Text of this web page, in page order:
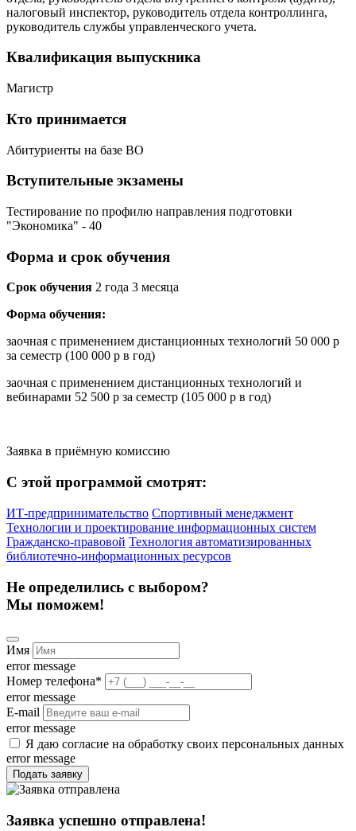
налоговый инспектор, руководитель отдела контроллинга,
руководитель службы управленческого учета.
Квалификация выпускника
Магистр
Кто принимается
Абитуриенты на базе ВО
Вступительные экзамены
Тестирование по профилю направления подготовки
"Экономика" - 40
Форма и срок обучения
Срок обучения 2 года 3 месяца
Форма обучения:
заочная с применением дистанционных технологий 50 000 р
за семестр (100 000 р в год)
заочная с применением дистанционных технологий и
вебинарами 52 500 р за семестр (105 000 р в год)
Заявка в приёмную комиссию
С этой программой смотрят:
ИТ-предпринимательство Спортивный менеджмент
Технологии и проектирование информационных систем
Гражданско-правовой Технология автоматизированных
библиотечно-информационных ресурсов
Не определились с выбором?
Мы поможем!
Имя
error message
Номер телефона*
error message
E-mail
error message
Я даю согласие на обработку своих персональных данных
error message
Подать заявку
Заявка успешно отправлена!